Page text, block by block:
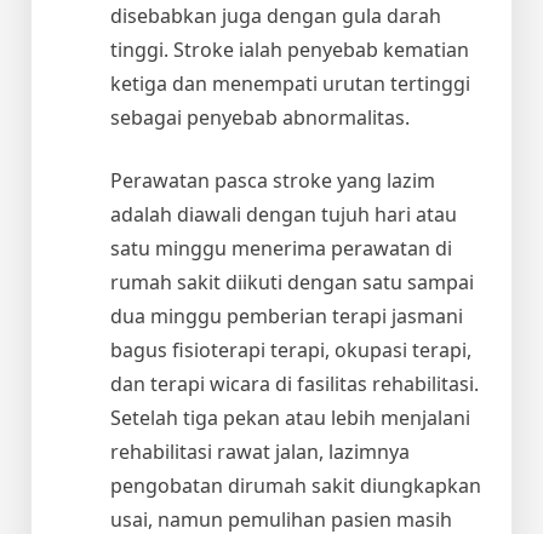
disebabkan juga dengan gula darah
tinggi. Stroke ialah penyebab kematian
ketiga dan menempati urutan tertinggi
sebagai penyebab abnormalitas.
Perawatan pasca stroke yang lazim
adalah diawali dengan tujuh hari atau
satu minggu menerima perawatan di
rumah sakit diikuti dengan satu sampai
dua minggu pemberian terapi jasmani
bagus fisioterapi terapi, okupasi terapi,
dan terapi wicara di fasilitas rehabilitasi.
Setelah tiga pekan atau lebih menjalani
rehabilitasi rawat jalan, lazimnya
pengobatan dirumah sakit diungkapkan
usai, namun pemulihan pasien masih